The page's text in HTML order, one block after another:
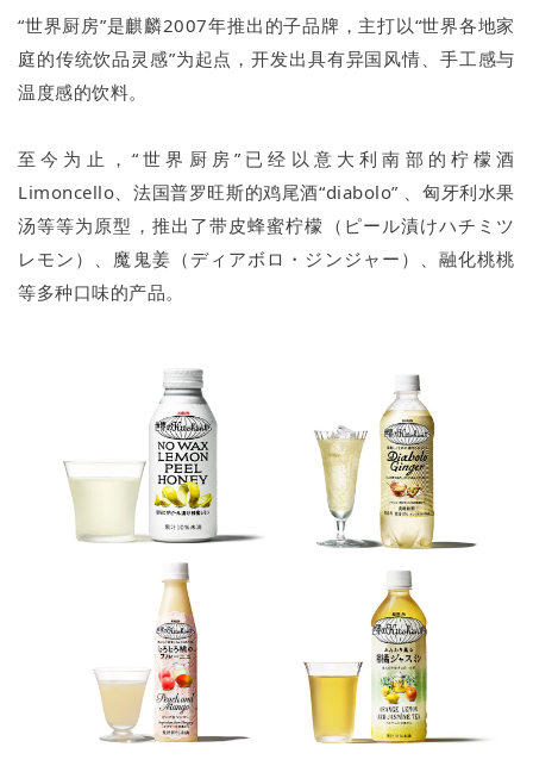
“世界厨房”是麒麟2007年推出的子品牌，主打以“世界各地家
庭的传统饮品灵感”为起点，开发出具有异国风情、手工感与
温度感的饮料。
至今为止，“世界厨房”已经以意大利南部的柠檬酒
Limoncello、法国普罗旺斯的鸡尾酒“diabolo” 、匈牙利水果
汤等等为原型，推出了带皮蜂蜜柠檬（ピール漬けハチミツ
レモン）、魔鬼姜（ディアボロ・ジンジャー）、融化桃桃
等多种口味的产品。